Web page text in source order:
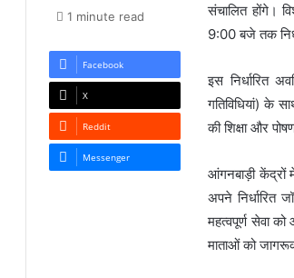
संचालित होंगे।
9:00 बजे तक
इस निर्धारित
गतिविधियां) के
की शिक्षा और
आंगनबाड़ी केंद्रों
अपने निर्धारित
महत्वपूर्ण सेवा
माताओं को
1 minute read
Facebook
X
Reddit
Messenger